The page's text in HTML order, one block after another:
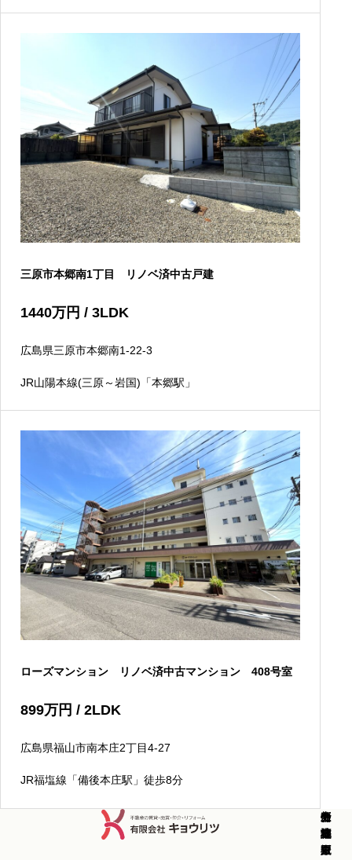
三原市本郷南1丁目 リノベ済中古戸建
1440万円 / 3LDK
広島県三原市本郷南1-22-3
JR山陽本線(三原～岩国)「本郷駅」
ローズマンション リノベ済中古マンション 408号室
899万円 / 2LDK
広島県福山市南本庄2丁目4-27
JR福塩線「備後本庄駅」徒歩8分
新
築
戸
中
古
戸
新
築
マ
中
古
マ
分
譲
マ
土
地
販
売
却
査
コ
ラ
ム
お
知
ら
会
社
概